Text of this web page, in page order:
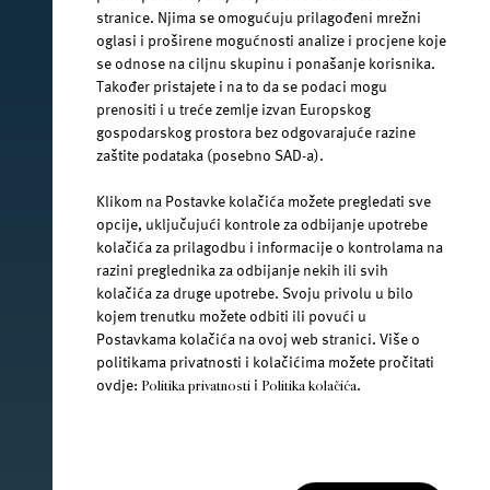
facebook.com/jana.water/
@janawater
youtube.com/jana-water
Pravila privatnosti
Uvjeti korištenja
stranice. Njima se omogućuju prilagođeni mrežni
oglasi i proširene mogućnosti analize i procjene koje
se odnose na ciljnu skupinu i ponašanje korisnika.
Također pristajete i na to da se podaci mogu
prenositi i u treće zemlje izvan Europskog
gospodarskog prostora bez odgovarajuće razine
zaštite podataka (posebno SAD-a).
Klikom na Postavke kolačića možete pregledati sve
opcije, uključujući kontrole za odbijanje upotrebe
kolačića za prilagodbu i informacije o kontrolama na
razini preglednika za odbijanje nekih ili svih
kolačića za druge upotrebe. Svoju privolu u bilo
kojem trenutku možete odbiti ili povući u
Postavkama kolačića na ovoj web stranici. Više o
politikama privatnosti i kolačićima možete pročitati
ovdje: Politika privatnosti i Politika kolačića.